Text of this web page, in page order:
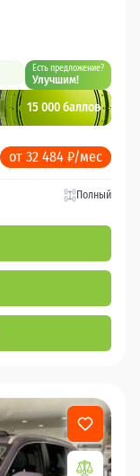
Есть предложение?
Улучшим!
15 000 баллов
от 32 484 ₽/мес
Полный